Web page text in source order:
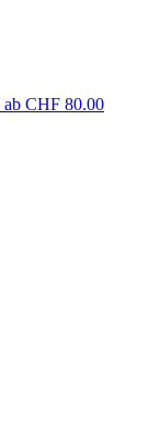
ab CHF 80.00